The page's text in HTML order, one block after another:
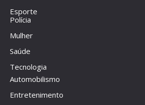
Esporte
Polícia
Mulher
Saúde
Tecnologia
Automobilismo
Entretenimento